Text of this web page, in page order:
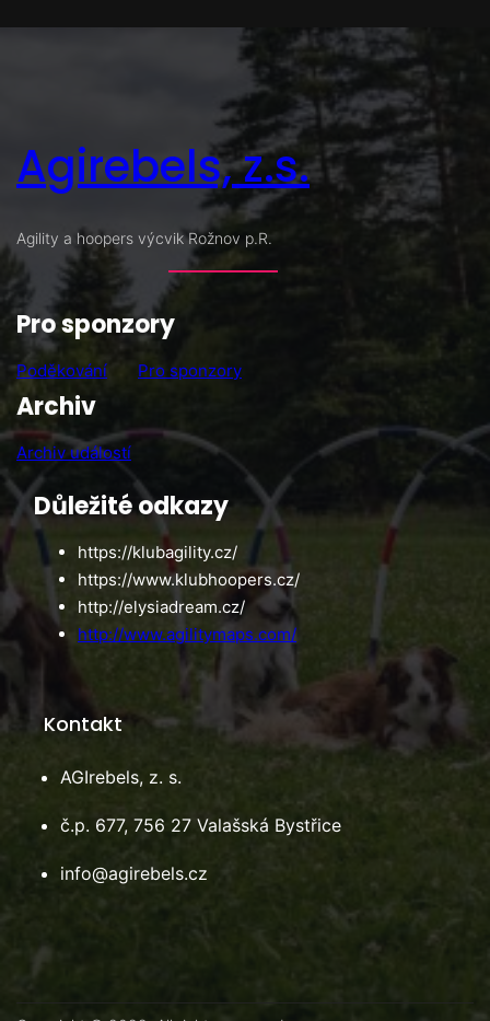
Agirebels, z.s.
Agility a hoopers výcvik Rožnov p.R.
Pro sponzory
Poděkování Pro sponzory
Archiv
Archiv událostí
Důležité odkazy
https://klubagility.cz/
https://www.klubhoopers.cz/
http://elysiadream.cz/
http://www.agilitymaps.com/
Kontakt
AGIrebels, z. s.
č.p. 677, 756 27 Valašská Bystřice
info@agirebels.cz